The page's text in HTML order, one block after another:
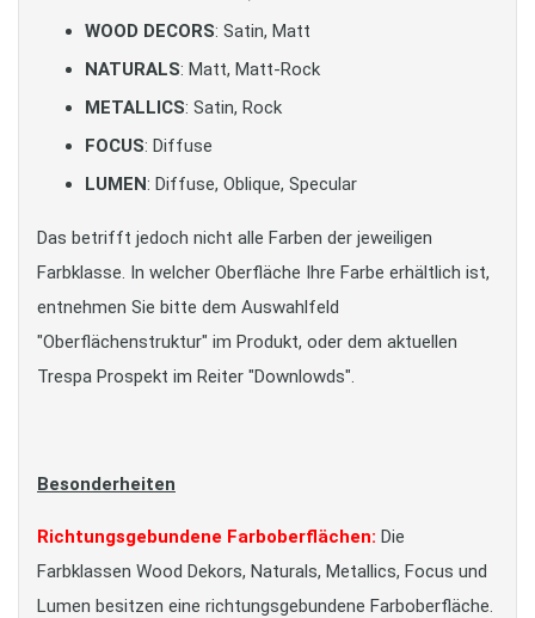
WOOD DECORS: Satin, Matt
NATURALS: Matt, Matt-Rock
METALLICS: Satin, Rock
FOCUS: Diffuse
LUMEN: Diffuse, Oblique, Specular
Das betrifft jedoch nicht alle Farben der jeweiligen
Farbklasse. In welcher Oberfläche Ihre Farbe erhältlich ist,
entnehmen Sie bitte dem Auswahlfeld
"Oberflächenstruktur" im Produkt, oder dem aktuellen
Trespa Prospekt im Reiter "Downlowds".
Besonderheiten
Richtungsgebundene Farboberflächen: Die
Farbklassen Wood Dekors, Naturals, Metallics, Focus und
Lumen besitzen eine richtungsgebundene Farboberfläche.